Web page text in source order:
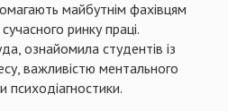
майбутнім фахівцям
ринку праці.
ознайомила студентів із
важливістю ментального